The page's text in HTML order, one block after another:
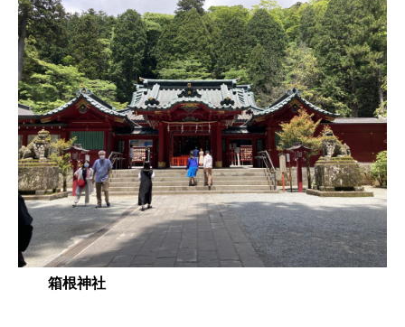
箱根神社